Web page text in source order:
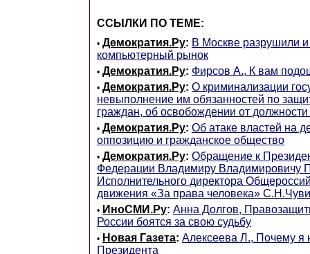
ССЫЛКИ ПО ТЕМЕ:
• Демократия.Ру: В Москве разрушили и
компьютерный рынок
• Демократия.Ру: Фирсов А., К вам
• Демократия.Ру: О криминализации
невыполнение им обязанностей по
граждан, об освобождении от
• Демократия.Ру: Об атаке властей на
оппозицию и гражданское общество
• Демократия.Ру: Обращение к
Федерации Владимиру Владимировичу
Исполнительного директора
движения «За права человека»
• ИноСМИ.Ру: Анна Долгов,
России боятся за свою судьбу
• Новая Газета: Алексеева Л., Почему я
Президента